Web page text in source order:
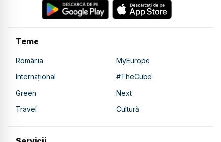
Teme
România
MyEurope
Internațional
#TheCube
Green
Next
Travel
Cultură